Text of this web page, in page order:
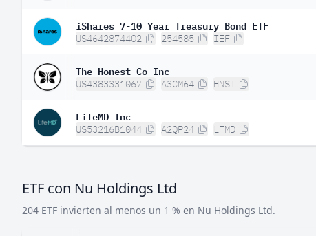
iShares 7-10 Year Treasury Bond ETF
US4642874402 254585 IEF
The Honest Co Inc
US4383331067 A3CM64 HNST
LifeMD Inc
US53216B1044 A2QP24 LFMD
ETF con Nu Holdings Ltd
204 ETF invierten al menos un 1 % en Nu Holdings Ltd.